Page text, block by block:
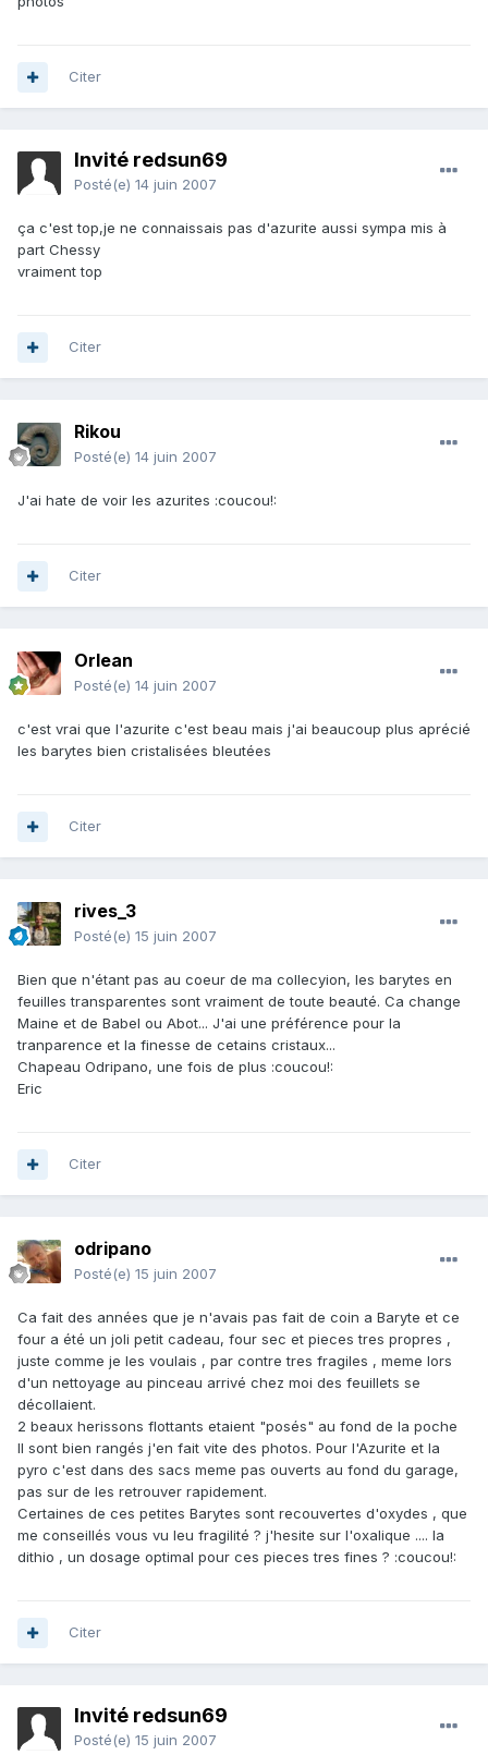
Citer
Invité redsun69
Posté(e) 14 juin 2007
ça c'est top,je ne connaissais pas d'azurite aussi sympa mis à
part Chessy
vraiment top
Citer
Rikou
Posté(e) 14 juin 2007
J'ai hate de voir les azurites :coucou!:
Citer
Orlean
Posté(e) 14 juin 2007
c'est vrai que l'azurite c'est beau mais j'ai beaucoup plus aprécié
les barytes bien cristalisées bleutées
Citer
rives_3
Posté(e) 15 juin 2007
Bien que n'étant pas au coeur de ma collecyion, les barytes en
feuilles transparentes sont vraiment de toute beauté. Ca change
Maine et de Babel ou Abot... J'ai une préférence pour la
tranparence et la finesse de cetains cristaux...
Chapeau Odripano, une fois de plus :coucou!:
Eric
Citer
odripano
Posté(e) 15 juin 2007
Ca fait des années que je n'avais pas fait de coin a Baryte et ce
four a été un joli petit cadeau, four sec et pieces tres propres ,
juste comme je les voulais , par contre tres fragiles , meme lors
d'un nettoyage au pinceau arrivé chez moi des feuillets se
décollaient.
2 beaux herissons flottants etaient "posés" au fond de la poche
Il sont bien rangés j'en fait vite des photos. Pour l'Azurite et la
pyro c'est dans des sacs meme pas ouverts au fond du garage,
pas sur de les retrouver rapidement.
Certaines de ces petites Barytes sont recouvertes d'oxydes , que
me conseillés vous vu leu fragilité ? j'hesite sur l'oxalique .... la
dithio , un dosage optimal pour ces pieces tres fines ? :coucou!:
Citer
Invité redsun69
Posté(e) 15 juin 2007